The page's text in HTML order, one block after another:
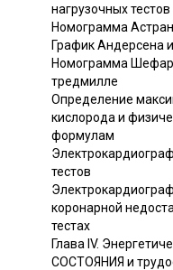
нагрузочных тестов
Номограмма
График Андерсена
Номограмма
тредмилле
Определение
кислорода и
формулам
тестов
коронарной
тестах
Глава IV.
СОСТОЯНИЯ и